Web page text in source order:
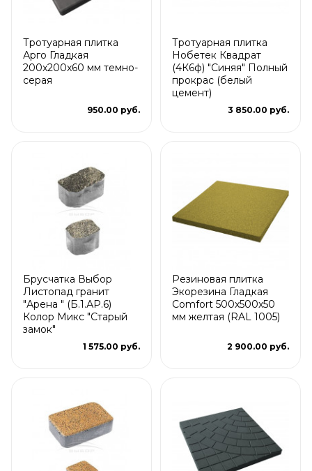
Тротуарная плитка
Арго Гладкая
200x200x60 мм темно-
серая
950.00 руб.
Тротуарная плитка
Нобетек Квадрат
(4К6ф) "Синяя" Полный
прокрас (белый
цемент)
3 850.00 руб.
Брусчатка Выбор
Листопад гранит
"Арена " (Б.1.АР.6)
Колор Микс "Старый
замок"
1 575.00 руб.
Резиновая плитка
Экорезина Гладкая
Comfort 500x500x50
мм желтая (RAL 1005)
2 900.00 руб.